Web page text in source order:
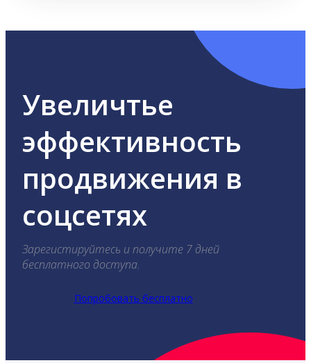
Увеличтье
эффективность
продвижения в
соцсетях
Зарегистируйтесь и получите 7 дней
бесплатного доступа.
Попробовать бесплатно